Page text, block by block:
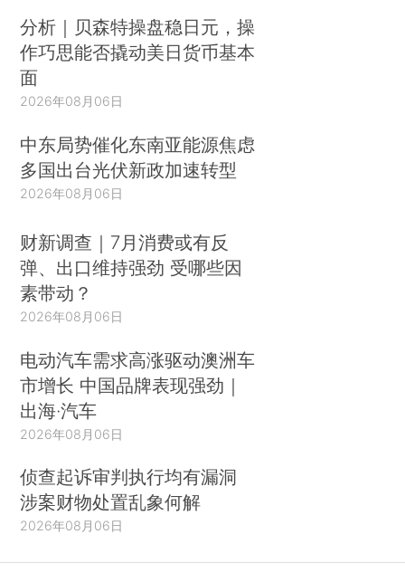
分析｜贝森特操盘稳日元，操
作巧思能否撬动美日货币基本
面
2026年08月06日
中东局势催化东南亚能源焦虑
多国出台光伏新政加速转型
2026年08月06日
财新调查｜7月消费或有反
弹、出口维持强劲 受哪些因
素带动？
2026年08月06日
电动汽车需求高涨驱动澳洲车
市增长 中国品牌表现强劲｜
出海·汽车
2026年08月06日
侦查起诉审判执行均有漏洞
涉案财物处置乱象何解
2026年08月06日